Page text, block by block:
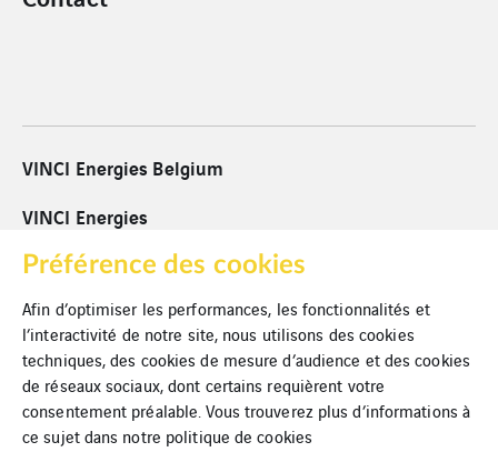
VINCI Energies Belgium
VINCI Energies
VINCI
Cookies
Mentions légales
Politique de confidentialité
Préférence des cookies
Afin d’optimiser les performances, les fonctionnalités et
l’interactivité de notre site, nous utilisons des cookies
techniques, des cookies de mesure d’audience et des cookies
de réseaux sociaux, dont certains requièrent votre
consentement préalable. Vous trouverez plus d’informations à
ce sujet dans notre politique de cookies